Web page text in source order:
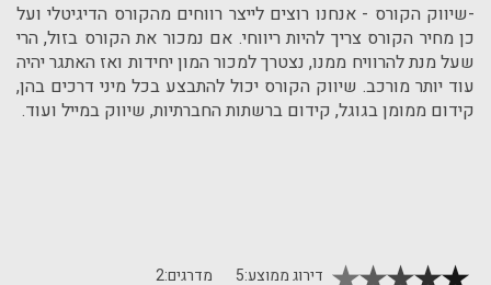
-שיווק הקורס - אנחנו רוצים לייצר רווחים מהקורס הדיגיטלי ועל
כן מחיר הקורס צריך להיות ריווחי. אם נמכור את הקורס בזול, הרי
שעל מנת להרוויח ממנו, נצטרך למכור המון יחידות ואז האתגר יהיה
עוד יותר מורכב. שיווק הקורס יכול להתבצע בכל מיני דרכים בהן,
קידום ממומן בגוגל, קידום ברשתות החברתיות, שיווק במייל ועוד.
דירוג ממוצע:5 מדרגים:2